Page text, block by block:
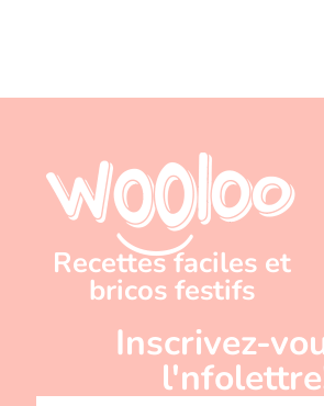
Recettes faciles et
bricos festifs
Inscrivez-